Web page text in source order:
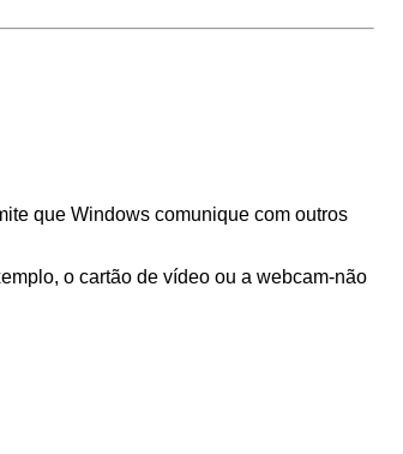
que Windows comunique com outros
o cartão de vídeo ou a webcam-não